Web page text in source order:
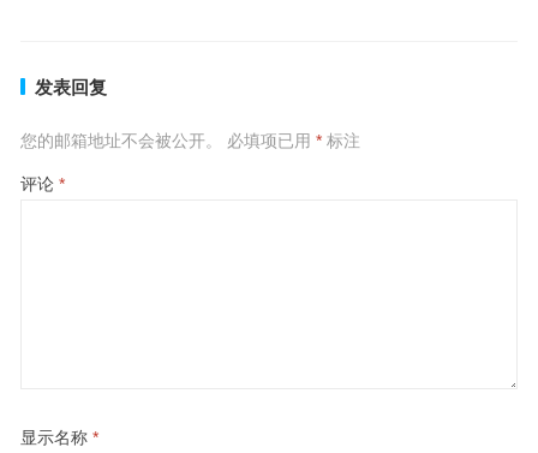
发表回复
您的邮箱地址不会被公开。 必填项已用 *标注
评论 *
显示名称 *